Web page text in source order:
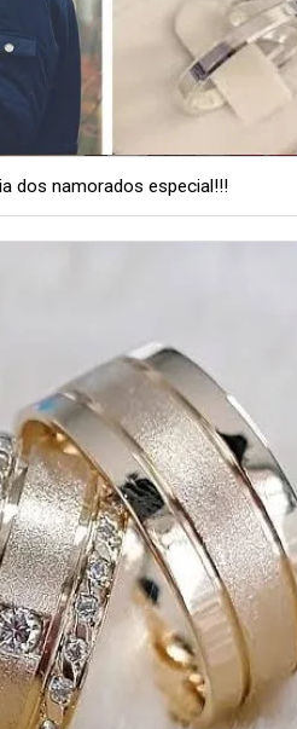
dos namorados especial!!!